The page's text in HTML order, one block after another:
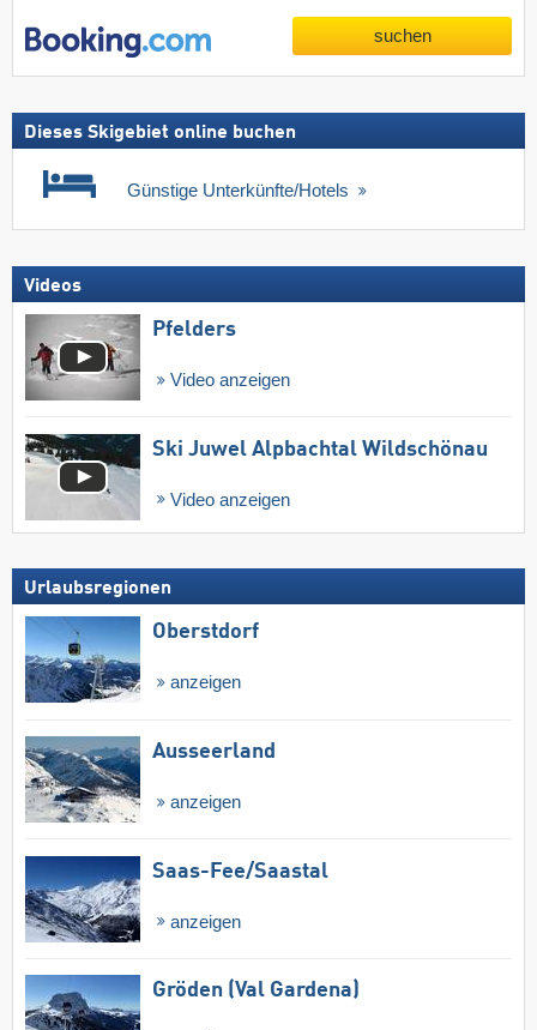
suchen
Dieses Skigebiet online buchen
Günstige Unterkünfte/Hotels
Videos
Pfelders
Video anzeigen
Ski Juwel Alpbachtal Wildschönau
Video anzeigen
Urlaubsregionen
Oberstdorf
anzeigen
Ausseerland
anzeigen
Saas-Fee/​Saastal
anzeigen
Gröden (Val Gardena)